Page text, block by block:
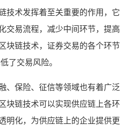
技术发挥着至关重要的作用，它
交易流程，减少中间环节，提高
块链技术，证券交易的各个环节
了交易风险。
、保险、征信等领域也有着广泛
块链技术可以实现供应链上各环
明化，为供应链上的企业提供更